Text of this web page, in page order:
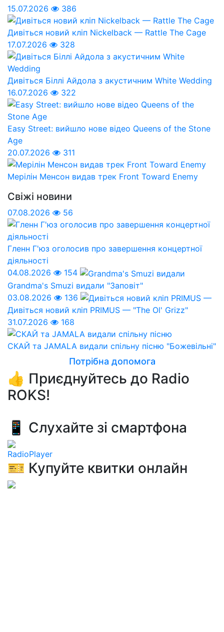
15.07.2026 386
Дивіться новий кліп Nickelback — Rattle The Cage
17.07.2026
328
Дивіться Біллі Айдола з акустичним White Wedding
16.07.2026
322
Easy Street: вийшло нове відео Queens of the Stone
Age
20.07.2026
311
Мерілін Менсон видав трек Front Toward Enemy
Свіжі новини
07.08.2026 56
Гленн Г'юз оголосив про завершення концертної
діяльності
04.08.2026
154
Grandma's Smuzi видали "Заповіт"
03.08.2026
136
Дивіться новий кліп PRIMUS — "The Ol' Grizz"
31.07.2026
168
СКАЙ та JAMALA видали спільну пісню "Божевільні"
Потрібна допомога
👍 Приєднуйтесь до Radio
ROKS!
📱 Слухайте зі смартфона
RadioPlayer
🎫 Купуйте квитки онлайн